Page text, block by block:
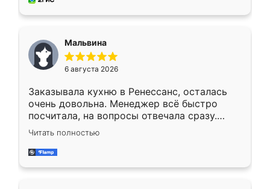
Мальвина
6 августа 2026
Заказывала кухню в Ренессанс, осталась
очень довольна. Менеджер всё быстро
посчитала, на вопросы отвечала сразу.
Замерщик приехал в субботу, подошёл к
делу со всей ответственностью. Собрали
за день, ребята работали аккуратно, даже
Читать полностью